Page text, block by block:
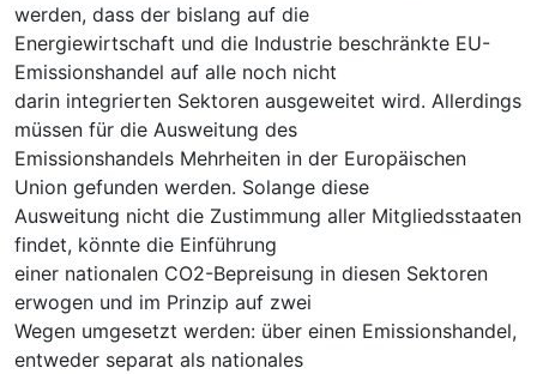
werden, dass der bislang auf die
Energiewirtschaft und die Industrie beschränkte EU-
Emissionshandel auf alle noch nicht
darin integrierten Sektoren ausgeweitet wird. Allerdings
müssen für die Ausweitung des
Emissionshandels Mehrheiten in der Europäischen
Union gefunden werden. Solange diese
Ausweitung nicht die Zustimmung aller Mitgliedsstaaten
findet, könnte die Einführung
einer nationalen CO2-Bepreisung in diesen Sektoren
erwogen und im Prinzip auf zwei
Wegen umgesetzt werden: über einen Emissionshandel,
entweder separat als nationales